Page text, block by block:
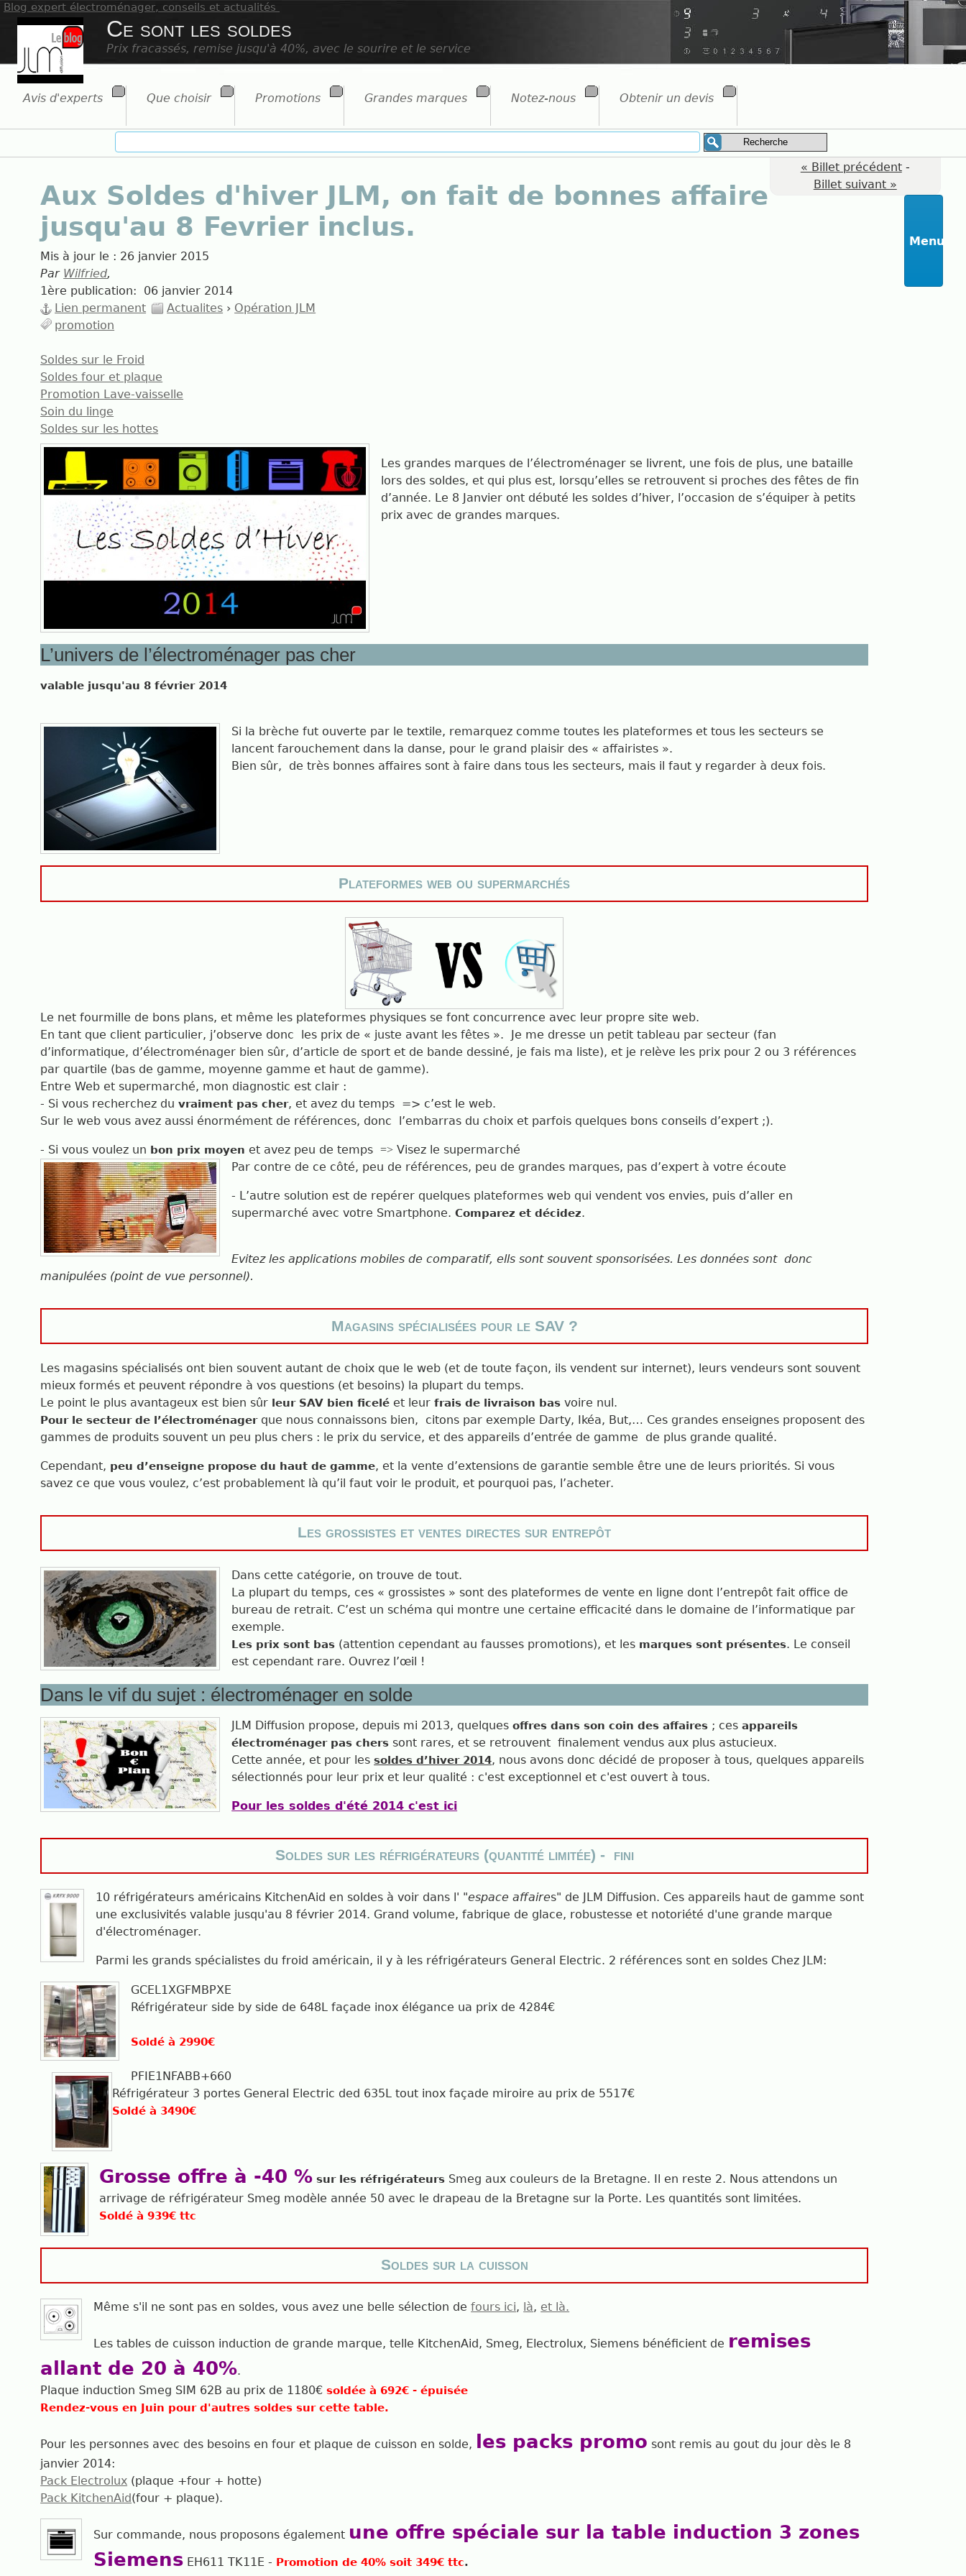
Blog expert électroménager, conseils et actualités
Ce sont les soldes
Prix fracassés, remise jusqu'à 40%, avec le sourire et le service
Avis d'experts Que choisir Promotions Grandes marques Notez-nous Obtenir un devis
Menu
« Billet précédent -
Billet suivant »
Aux Soldes d'hiver JLM, on fait de bonnes affaire
jusqu'au 8 Fevrier inclus.
Mis à jour le : 26 janvier 2015
Par Wilfried,
1ère publication: 06 janvier 2014
Lien permanent
Actualites › Opération JLM
promotion
Soldes sur le Froid
Soldes four et plaque
Promotion Lave-vaisselle
Soin du linge
Soldes sur les hottes
Les grandes marques de l’électroménager se livrent, une fois de plus, une bataille
lors des soldes, et qui plus est, lorsqu’elles se retrouvent si proches des fêtes de fin
d’année. Le 8 Janvier ont débuté les soldes d’hiver, l’occasion de s’équiper à petits
prix avec de grandes marques.
L’univers de l’électroménager pas cher
valable jusqu'au 8 février 2014
Si la brèche fut ouverte par le textile, remarquez comme toutes les plateformes et tous les secteurs se
lancent farouchement dans la danse, pour le grand plaisir des « affairistes ».
Bien sûr,
de très bonnes affaires sont à faire dans tous les secteurs, mais il faut y regarder à deux fois.
Plateformes web ou supermarchés
Le net fourmille de bons plans, et même les plateformes physiques se font concurrence avec leur propre site web.
En tant que client particulier, j’observe donc
les prix de « juste avant les fêtes ».
Je me dresse un petit tableau par secteur (fan
d’informatique, d’électroménager bien sûr, d’article de sport et de bande dessiné, je fais ma liste), et je relève les prix pour 2 ou 3 références
par quartile (bas de gamme, moyenne gamme et haut de gamme).
Entre Web et supermarché, mon diagnostic est clair :
- Si vous recherchez duvraiment pas cher, et avez du temps => c’est le web.
Sur le web vous avez aussi énormément de références, donc
l’embarras du choix et parfois quelques bons conseils d’expert ;).
- Si vous voulez un bon prix moyen et avez peu de temps=> Visez le supermarché
Par contre de ce côté, peu de références, peu de grandes marques, pas d’expert à votre écoute
- L’autre solution est de repérer quelques plateformes web qui vendent vos envies, puis d’aller en
supermarché avec votre Smartphone.Comparez et décidez.
Evitez les applications mobiles de comparatif, ells sont souvent sponsorisées. Les données sont donc
manipulées (point de vue personnel).
Magasins spécialisées pour le SAV ?
Les magasins spécialisés ont bien souvent autant de choix que le web (et de toute façon, ils vendent sur internet), leurs vendeurs sont souvent
mieux formés et peuvent répondre à vos questions (et besoins) la plupart du temps.
Le point le plus avantageux est bien sûr leur SAV bien ficelé et leurfrais de livraison bas voire nul.
Pour le secteur de l’électroménagerque nous connaissons bien,
citons par exemple Darty, Ikéa, But,… Ces grandes enseignes proposent des
gammes de produits souvent un peu plus chers : le prix du service, et des appareils d’entrée de gamme
de plus grande qualité.
Cependant, peu d’enseigne propose du haut de gamme, et la vente d’extensions de garantie semble être une de leurs priorités. Si vous
savez ce que vous voulez, c’est probablement là qu’il faut voir le produit, et pourquoi pas, l’acheter.
Les grossistes et ventes directes sur entrepôt
Dans cette catégorie, on trouve de tout.
La plupart du temps, ces « grossistes » sont des plateformes de vente en ligne dont l’entrepôt fait office de
bureau de retrait. C’est un schéma qui montre une certaine efficacité dans le domaine de l’informatique par
exemple.
Les prix sont bas (attention cependant au fausses promotions), et les marques sont présentes. Le conseil
est cependant rare. Ouvrez l’œil !
Dans le vif du sujet : électroménager en solde
JLM Diffusion propose, depuis mi 2013, quelquesoffres dans son coin des affaires ; cesappareils
électroménager pas chers sont rares, et se retrouvent finalement vendus aux plus astucieux.
Cette année, et pour lessoldes d’hiver 2014, nous avons donc décidé de proposer à tous, quelques appareils
sélectionnés pour leur prix et leur qualité : c'est exceptionnel et c'est ouvert à tous.
Pour les soldes d'été 2014 c'est ici
Soldes sur les réfrigérateurs (quantité limitée) - fini
10 réfrigérateurs américains KitchenAid en soldes à voir dans l' "espace affaires" de JLM Diffusion. Ces appareils haut de gamme sont
une exclusivités valable jusqu'au 8 février 2014. Grand volume, fabrique de glace, robustesse et notoriété d'une grande marque
d'électroménager.
Parmi les grands spécialistes du froid américain, il y à les réfrigérateurs General Electric. 2 références sont en soldes Chez JLM:
GCEL1XGFMBPXE
Réfrigérateur side by side de 648L façade inox élégance ua prix de 4284€
Soldé à 2990€
PFIE1NFABB+660
Réfrigérateur 3 portes General Electric ded 635L tout inox façade miroire au prix de 5517€
Soldé à 3490€
Grosse offre à -40 % sur les réfrigérateurs Smeg aux couleurs de la Bretagne. Il en reste 2. Nous attendons un
arrivage de réfrigérateur Smeg modèle année 50 avec le drapeau de la Bretagne sur la Porte. Les quantités sont limitées.
Soldé à 939€ ttc
Soldes sur la cuisson
Même s'il ne sont pas en soldes, vous avez une belle sélection defours ici, là, et là.
Les tables de cuisson induction de grande marque, telle KitchenAid, Smeg, Electrolux, Siemens bénéficient de remises
allant de 20 à 40%.
Plaque induction Smeg SIM 62B au prix de 1180€soldée à 692€ - épuisée
Rendez-vous en Juin pour d'autres soldes sur cette table.
Pour les personnes avec des besoins en four et plaque de cuisson en solde, les packs promo sont remis au gout du jour dès le 8
janvier 2014:
Pack Electrolux (plaque +four + hotte)
Pack KitchenAid(four + plaque).
Sur commande, nous proposons également une offre spéciale sur la table induction 3 zones
Siemens EH611 TK11E - Promotion de 40% soit 349€ ttc.